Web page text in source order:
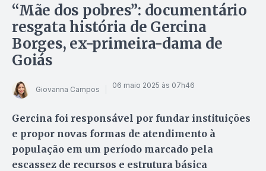
“Mãe dos pobres”: documentário
resgata história de Gercina
Borges, ex-primeira-dama de
Goiás
Giovanna Campos 06 maio 2025 às 07h46
Gercina foi responsável por fundar instituições
e propor novas formas de atendimento à
população em um período marcado pela
escassez de recursos e estrutura básica